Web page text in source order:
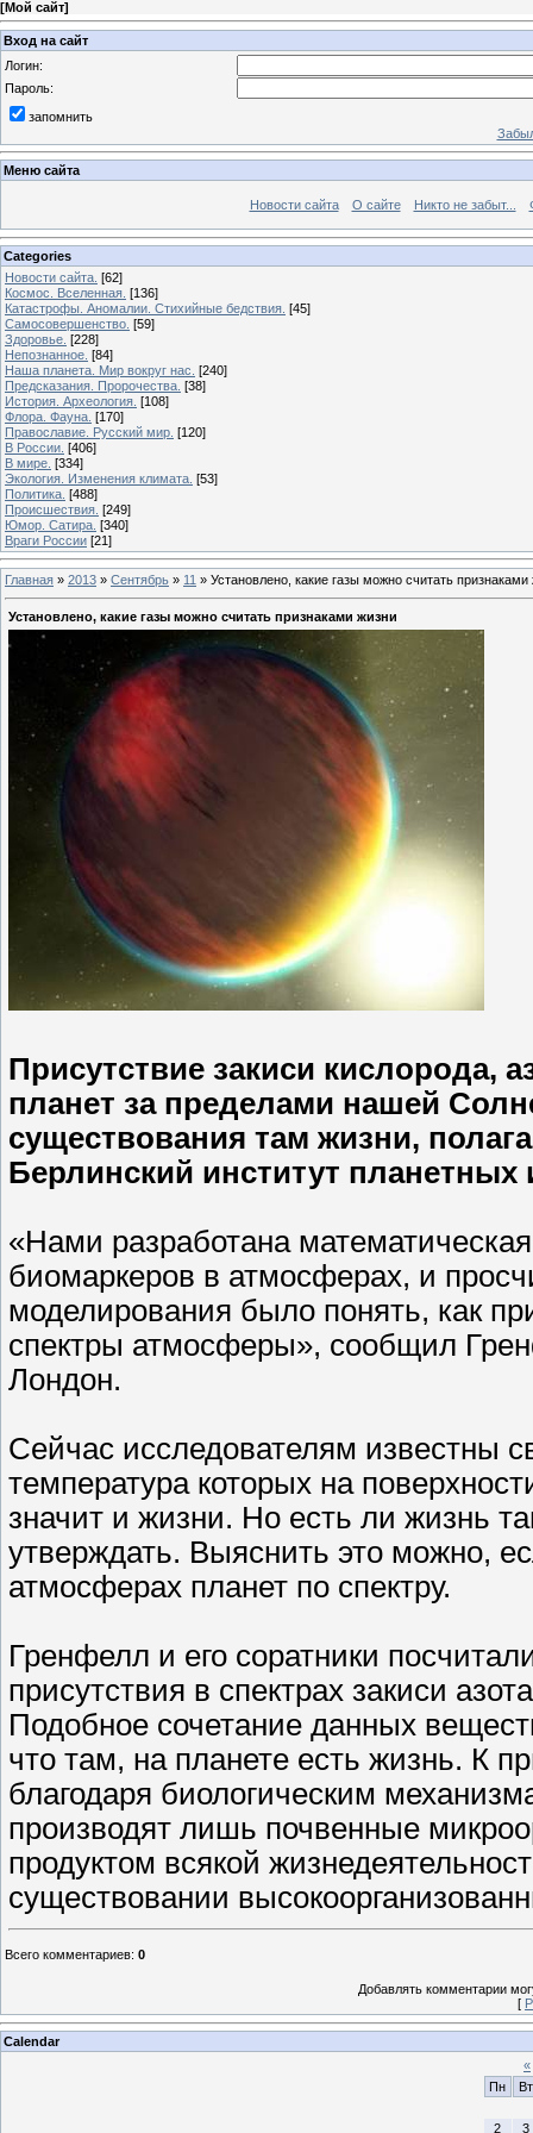
[Мой сайт]
Вход на сайт
Логин:
Пароль:
запомнить
Меню сайта
Новости сайта О сайте Никто не забыт...
Categories
Новости сайта. [62]
Космос. Вселенная. [136]
Катастрофы. Аномалии. Стихийные бедствия. [45]
Самосовершенство. [59]
Здоровье. [228]
Непознанное. [84]
Наша планета. Мир вокруг нас. [240]
Предсказания. Пророчества. [38]
История. Археология. [108]
Флора. Фауна. [170]
Православие. Русский мир. [120]
В России. [406]
В мире. [334]
Экология. Изменения климата. [53]
Политика. [488]
Происшествия. [249]
Юмор. Сатира. [340]
Враги России [21]
Главная » 2013 » Сентябрь » 11 » Установлено, какие газы можно считать признаками
Установлено, какие газы можно считать признаками жизни
Присутствие закиси кислорода,
планет за пределами нашей
существования там жизни,
Берлинский институт планетных
«Нами разработана
биомаркеров в атмосферах, и
моделирования было понять, как
спектры атмосферы», сообщил
Лондон.
Сейчас исследователям известны
температура которых на
значит и жизни. Но есть ли жизнь
утверждать. Выяснить это можно,
атмосферах планет по спектру.
Гренфелл и его соратники
присутствия в спектрах закиси
Подобное сочетание данных
что там, на планете есть жизнь. К
благодаря биологическим
производят лишь почвенные
продуктом всякой
существовании
Всего комментариев: 0
Добавлять комментарии
[
Calendar
«
Пн
Вт
2 3